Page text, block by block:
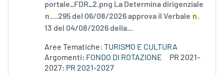
portale_FDR_2.png La Determina dirigenziale
n....295 del 06/08/2026 approva il Verbale n.
13 del 04/08/2026 della...
Aree Tematiche: TURISMO E CULTURA
Argomenti: FONDO DI ROTAZIONE
PR 2021-
2027: PR 2021-2027